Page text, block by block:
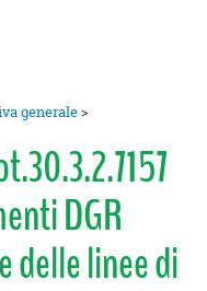
generale>
DGR
delle linee di